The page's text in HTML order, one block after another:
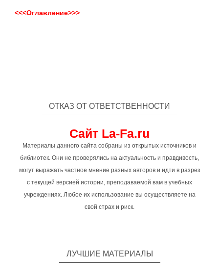
<<<Оглавление>>>
ОТКАЗ ОТ ОТВЕТСТВЕННОСТИ
Сайт La-Fa.ru
Материалы данного сайта собраны из открытых источников и
библиотек. Они не проверялись на актуальность и правдивость,
могут выражать частное мнение разных авторов и идти в разрез
с текущей версией истории, преподаваемой вам в учебных
учреждениях. Любое их использование вы осуществляете на
свой страх и риск.
ЛУЧШИЕ МАТЕРИАЛЫ